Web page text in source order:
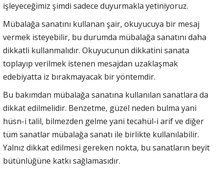
işleyeceğimiz şimdi sadece duyurmakla yetiniyoruz.
Mübalağa sanatını kullanan şair, okuyucuya bir mesaj
vermek isteyebilir, bu durumda mübalağa sanatını daha
dikkatli kullanmalıdır. Okuyucunun dikkatini sanata
toplayıp verilmek istenen mesajdan uzaklaşmak
edebiyatta iz bırakmayacak bir yöntemdir.
Bu bakımdan mübalağa sanatına kullanılan sanatlara da
dikkat edilmelidir. Benzetme, güzel neden bulma yani
hüsn-i talil, bilmezden gelme yani tecahül-i arif ve diğer
tüm sanatlar mübalağa sanatı ile birlikte kullanılabilir.
Yalnız dikkat edilmesi gereken nokta, bu sanatların beyit
bütünlüğüne katkı sağlamasıdır.